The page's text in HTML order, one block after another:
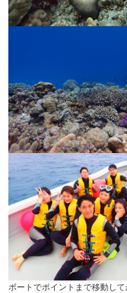
ボートでポイントまで移動して